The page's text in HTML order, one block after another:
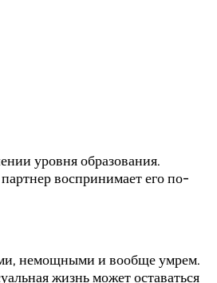
уровня образования.
воспринимает его по-
немощными и вообще умрем.
жизнь может оставаться